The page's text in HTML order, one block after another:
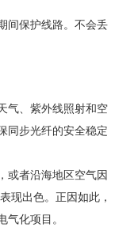
间保护线路。不会丢
气、紫外线照射和空
同步光纤的安全稳定
或者沿海地区空气因
现出色。正因如此，
化项目。